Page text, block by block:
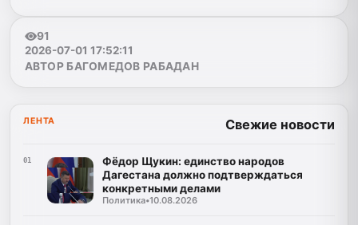
91
2026-07-01 17:52:11
АВТОР БАГОМЕДОВ РАБАДАН
ЛЕНТА Свежие новости
01
Фёдор Щукин: единство народов
Дагестана должно подтверждаться
конкретными делами
Политика•10.08.2026